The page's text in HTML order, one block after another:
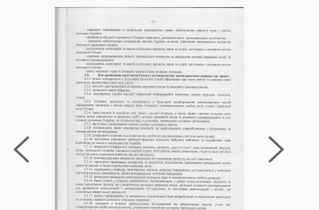
при добровольном согласии и активном участии
самого алкоголика. Принудительное лечение
может быть использовано как крайняя мера, но
ключевым элементом успеха является желание
и готовность пациента работать над своей
проблемой.
Как понять, что
алкоголизм — это уже